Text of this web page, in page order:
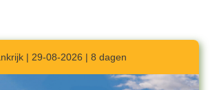
| 29-08-2026 | 8 dagen